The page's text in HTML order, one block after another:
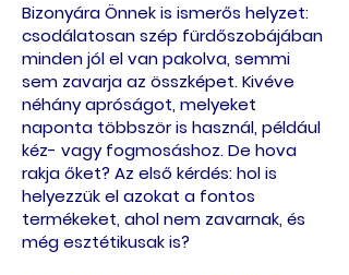
Bizonyára Önnek is ismerős helyzet:
csodálatosan szép fürdőszobájában
minden jól el van pakolva, semmi
sem zavarja az összképet. Kivéve
néhány apróságot, melyeket
naponta többször is használ, például
kéz- vagy fogmosáshoz. De hova
rakja őket? Az első kérdés: hol is
helyezzük el azokat a fontos
termékeket, ahol nem zavarnak, és
még esztétikusak is?